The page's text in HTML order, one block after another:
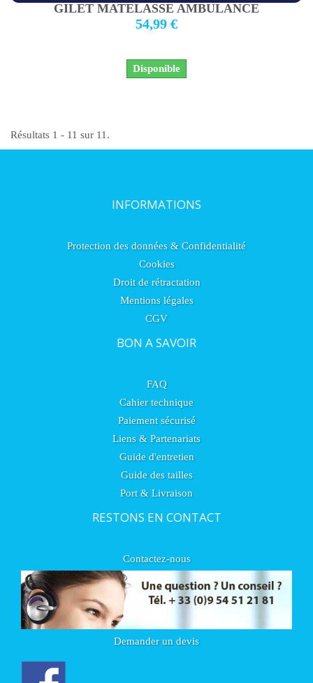
GILET MATELASSE AMBULANCE
54,99 €
Disponible
Résultats 1 - 11 sur 11.
INFORMATIONS
Protection des données & Confidentialité
Cookies
Droit de rétractation
Mentions légales
CGV
BON A SAVOIR
FAQ
Cahier technique
Paiement sécurisé
Liens & Partenariats
Guide d'entretien
Guide des tailles
Port & Livraison
RESTONS EN CONTACT
Contactez-nous
Demander un devis